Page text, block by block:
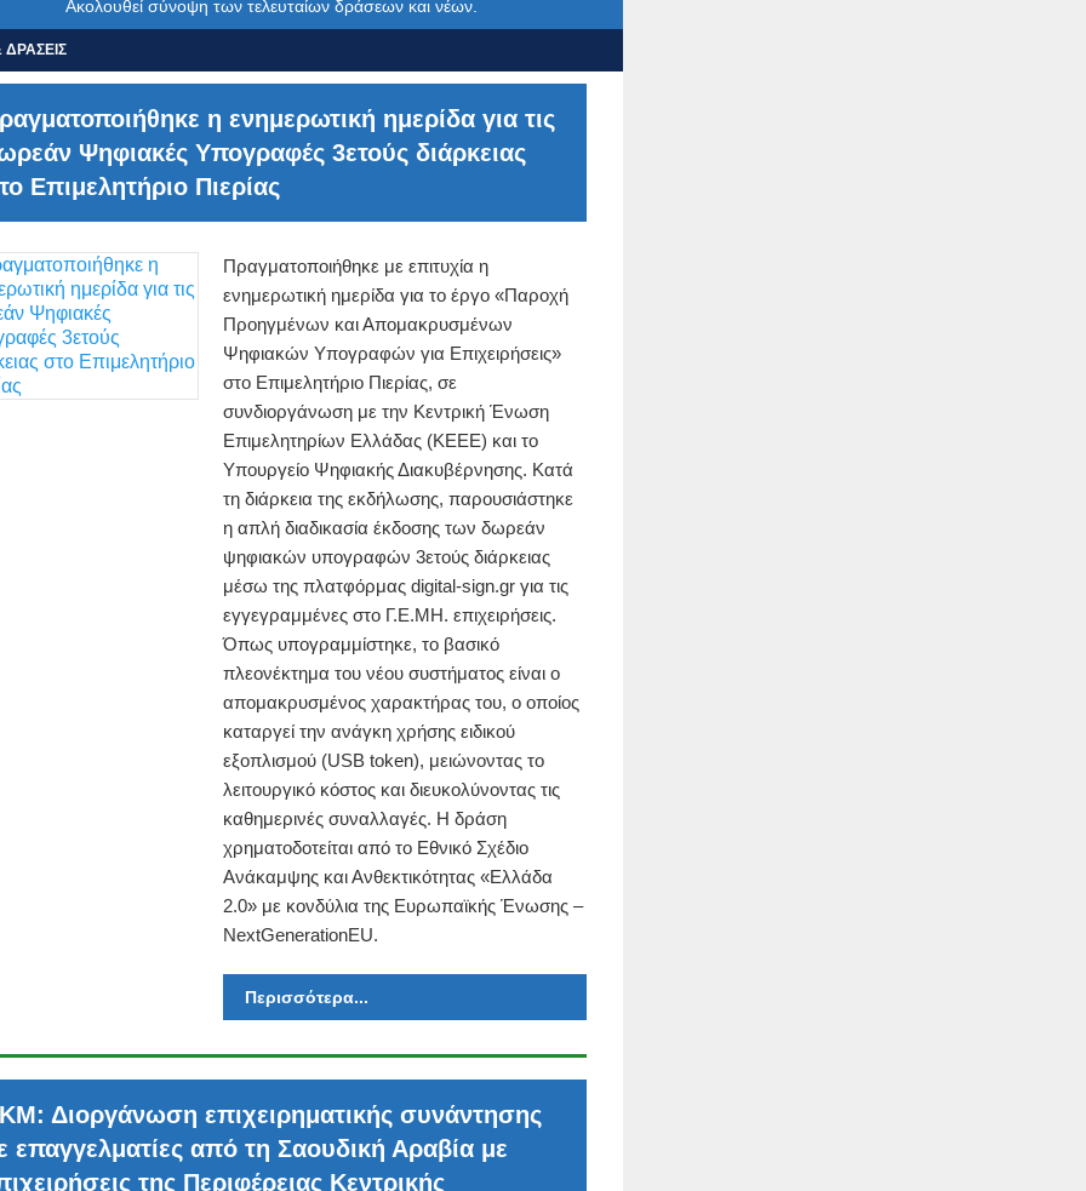
Ακολουθεί σύνοψη των τελευταίων δράσεων και νέων.
ΔΡΑΣΕΙΣ
η ενημερωτική ημερίδα για τις
Ψηφιακές Υπογραφές 3ετούς διάρκειας
Επιμελητήριο Πιερίας
Πραγματοποιήθηκε με επιτυχία η
ενημερωτική ημερίδα για το έργο «Παροχή
Προηγμένων και Απομακρυσμένων
Ψηφιακών Υπογραφών για Επιχειρήσεις»
στο Επιμελητήριο Πιερίας, σε
συνδιοργάνωση με την Κεντρική Ένωση
Επιμελητηρίων Ελλάδας (ΚΕΕΕ) και το
Υπουργείο Ψηφιακής Διακυβέρνησης. Κατά
τη διάρκεια της εκδήλωσης, παρουσιάστηκε
η απλή διαδικασία έκδοσης των δωρεάν
ψηφιακών υπογραφών 3ετούς διάρκειας
μέσω της πλατφόρμας digital-sign.gr για τις
εγγεγραμμένες στο Γ.Ε.ΜΗ. επιχειρήσεις.
Όπως υπογραμμίστηκε, το βασικό
πλεονέκτημα του νέου συστήματος είναι ο
απομακρυσμένος χαρακτήρας του, ο οποίος
καταργεί την ανάγκη χρήσης ειδικού
εξοπλισμού (USB token), μειώνοντας το
λειτουργικό κόστος και διευκολύνοντας τις
καθημερινές συναλλαγές. Η δράση
χρηματοδοτείται από το Εθνικό Σχέδιο
Ανάκαμψης και Ανθεκτικότητας «Ελλάδα
2.0» με κονδύλια της Ευρωπαϊκής Ένωσης –
NextGenerationEU.
Περισσότερα...
Διοργάνωση επιχειρηματικής συνάντησης
επαγγελματίες από τη Σαουδική Αραβία με
της Περιφέρειας Κεντρικής